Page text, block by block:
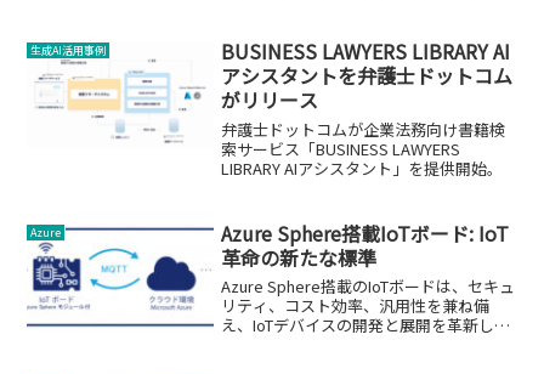
生成AI活用事例
BUSINESS LAWYERS LIBRARY AI
アシスタントを弁護士ドットコム
がリリース
弁護士ドットコムが企業法務向け書籍検
索サービス「BUSINESS LAWYERS
LIBRARY AIアシスタント」を提供開始。
Azure
Azure Sphere搭載IoTボード: IoT
革命の新たな標準
Azure Sphere搭載のIoTボードは、セキュ
リティ、コスト効率、汎用性を兼ね備
え、IoTデバイスの開発と展開を革新しま